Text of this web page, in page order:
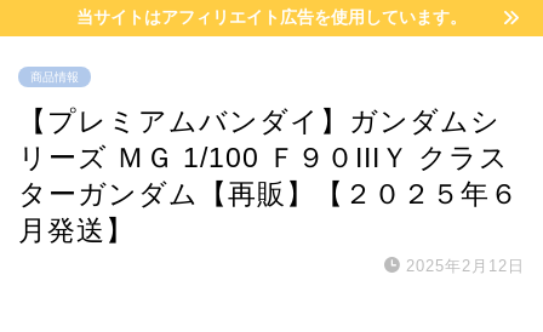
当サイトはアフィリエイト広告を使用しています。
商品情報
【プレミアムバンダイ】ガンダムシ
リーズ ＭＧ 1/100 Ｆ９０IIIＹ クラス
ターガンダム【再販】【２０２５年６
月発送】
2025年2月12日